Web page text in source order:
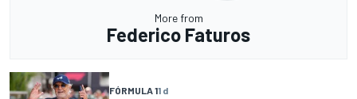
More from
Federico Faturos
FÓRMULA 11 d